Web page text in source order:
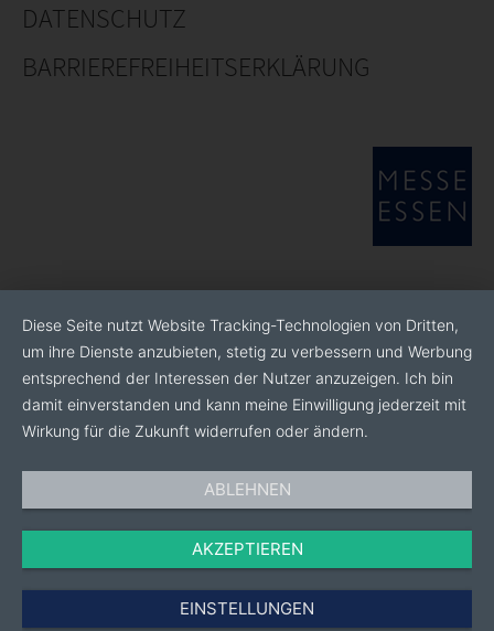
DATENSCHUTZ
BARRIEREFREIHEITSERKLÄRUNG
Diese Seite nutzt Website Tracking-Technologien von Dritten,
um ihre Dienste anzubieten, stetig zu verbessern und Werbung
entsprechend der Interessen der Nutzer anzuzeigen. Ich bin
damit einverstanden und kann meine Einwilligung jederzeit mit
Wirkung für die Zukunft widerrufen oder ändern.
ABLEHNEN
AKZEPTIEREN
EINSTELLUNGEN